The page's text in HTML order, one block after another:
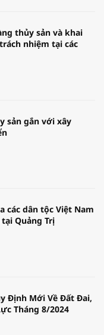
thủy sản và khai
nhiệm tại các
sản gắn với xây
các dân tộc Việt Nam
Quảng Trị
Định Mới Về Đất Đai,
Tháng 8/2024